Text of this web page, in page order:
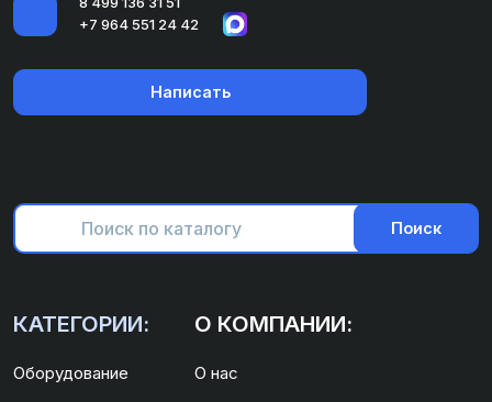
+7 964 551 24 42
Написать
Поиск
КАТЕГОРИИ:
Оборудование
О КОМПАНИИ:
О нас